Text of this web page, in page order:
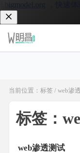
当前位置：标签 / web渗
标签：
web渗透测试